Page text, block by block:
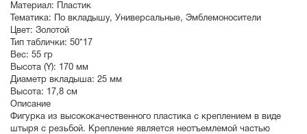
Материал: Пластик
Тематика:
По вкладышу, Универсальные, Эмблемоносители
Цвет: Золотой
Тип таблички: 50*17
Вес: 55 гр
Высота (Y): 170 мм
Диаметр вкладыша: 25 мм
Высота: 17,8 см
Описание
Фигурка из высококачественного пластика с креплением в виде
штыря с резьбой. Крепление является неотъемлемой частью